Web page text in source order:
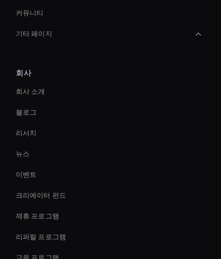
커뮤니티
기타 페이지
Hologram Avatar
Live Ai Presenter
Ai Avatar Conferencing
AI 비디오 스태빌라이저 도구
Ai Avatar Live Chat
interactive hologram
Agentic Ai For Customer Support
회사
회사 소개
블로그
리서치
뉴스
이벤트
크리에이터 펀드
제휴 프로그램
리퍼럴 프로그램